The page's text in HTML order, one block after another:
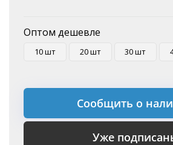
Оптом дешевле
10 шт 20 шт 30 шт
Сообщить о
Уже